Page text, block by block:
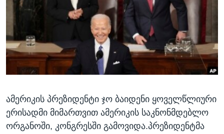
ᲡᲢᲣᲓᲘᲐ ᲕᲐᲨᲘᲜᲒᲢᲝᲜᲘ
ᲔᲙᲝᲜᲝᲛᲘᲙᲐ
ᲛᲔᲪᲜᲘᲔᲠᲔᲑᲐ
ᲘᲜᲢᲔᲠᲕᲘᲣ
ᲒᲐᲚᲘᲚᲔᲝ
ᲓᲔᲖᲘᲜᲤᲝᲠᲛᲐᲪᲘᲐ
Learning English
ᲗᲕᲐᲚᲘ ᲒᲕᲐᲓᲔᲕᲜᲔᲗ
ამერიკის პრეზიდენტი ჯო ბაიდენი ყოველწლიური
ერისადმი მიმართვით ამერიკის საკნონმდებლო
ორგანოში, კონგრესში გამოვიდა.პრეზიდენტმა